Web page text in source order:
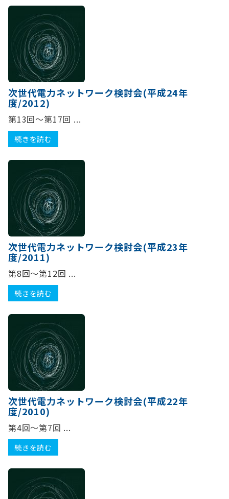
次世代電力ネットワーク検討会(平成24年
度/2012)
第13回～第17回 ...
続きを読む
次世代電力ネットワーク検討会(平成23年
度/2011)
第8回～第12回 ...
続きを読む
次世代電力ネットワーク検討会(平成22年
度/2010)
第4回～第7回 ...
続きを読む